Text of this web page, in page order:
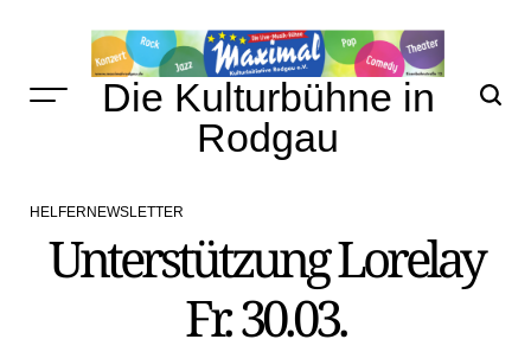
to
content
Die Kulturbühne in
Rodgau
POSTED
HELFERNEWSLETTER
Unterstützung Lorelay
Fr. 30.03.